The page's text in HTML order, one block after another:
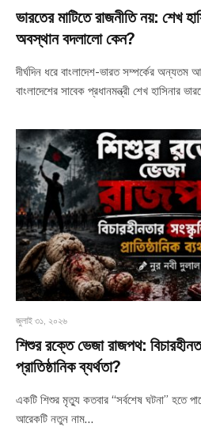
ভারতের মাটিতে রাজনীতি নয়: শেখ
অবস্থান বদলালো কেন?
দীর্ঘদিন ধরে বাংলাদেশ-ভারত সম্পর্কের
বাংলাদেশের সাবেক প্রধানমন্ত্রী শেখ হাসিনার
জুলাই ৩১, ২০২৬
শিশুর রক্তে ভেজা রাজপথ:
প্রাতিষ্ঠানিক ব্যর্থতা?
একটি শিশুর মৃত্যু কতবার “সর্বশেষ ঘটনা” হতে
আরেকটি নতুন নাম…